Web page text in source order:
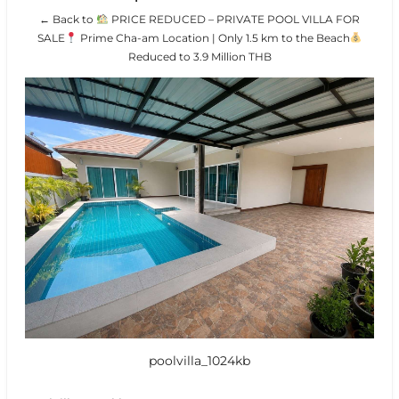
← Back to
PRICE REDUCED – PRIVATE POOL VILLA FOR
SALE
Prime Cha-am Location | Only 1.5 km to the Beach
Reduced to 3.9 Million THB
poolvilla_1024kb